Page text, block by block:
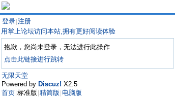
登录 注册
用掌上论坛访问本站,拥有更好阅读体验
抱歉，您尚未登录，无法进行此操作
点击此链接进行跳转
无限天堂
Powered by Discuz! X2.5
首页 标准版 精简版 电脑版